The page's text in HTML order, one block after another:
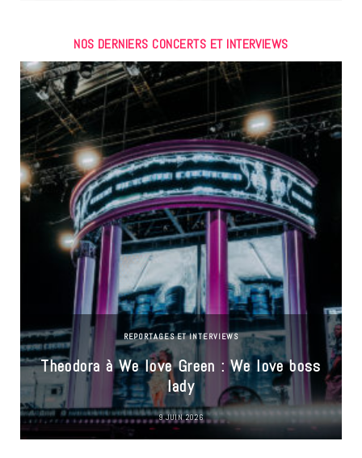
NOS DERNIERS CONCERTS ET INTERVIEWS
REPORTAGES ET INTERVIEWS
Theodora à We love Green : We love boss
lady
9 JUIN 2026